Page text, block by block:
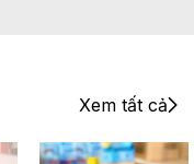
Xem tất cả